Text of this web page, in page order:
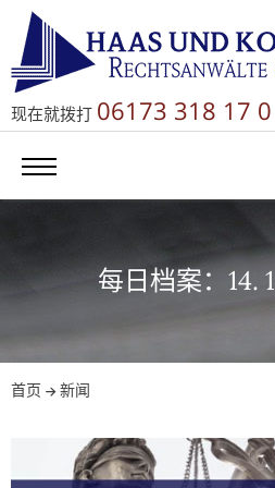
现在就拨打 06173 318 17 0
每日档案：14.
首页 新闻